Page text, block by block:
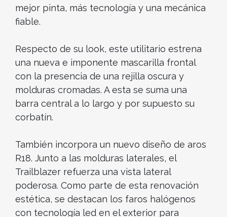
mejor pinta, más tecnología y una mecánica
fiable.
Respecto de su look, este utilitario estrena
una nueva e imponente mascarilla frontal
con la presencia de una rejilla oscura y
molduras cromadas. A esta se suma una
barra central a lo largo y por supuesto su
corbatín.
También incorpora un nuevo diseño de aros
R18. Junto a las molduras laterales, el
Trailblazer refuerza una vista lateral
poderosa. Como parte de esta renovación
estética, se destacan los faros halógenos
con tecnología led en el exterior para